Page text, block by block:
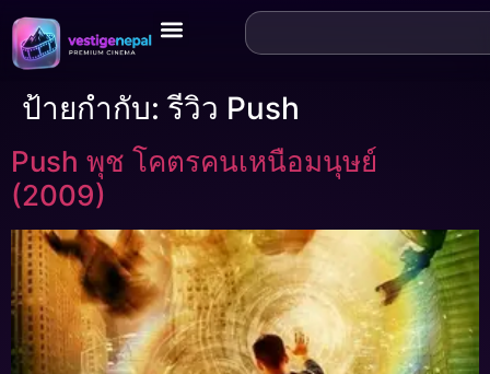
ป้ายกำกับ:รีวิว Push
Push พุช โคตรคนเหนือมนุษย์
(2009)